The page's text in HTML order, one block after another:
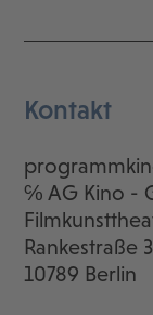
Kontakt
℅ AG Kino -
Rankestraße
10789 Berlin